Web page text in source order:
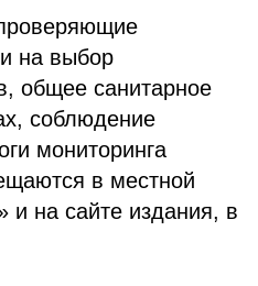
на выбор
общее санитарное
соблюдение
мониторинга
в местной
и на сайте издания, в